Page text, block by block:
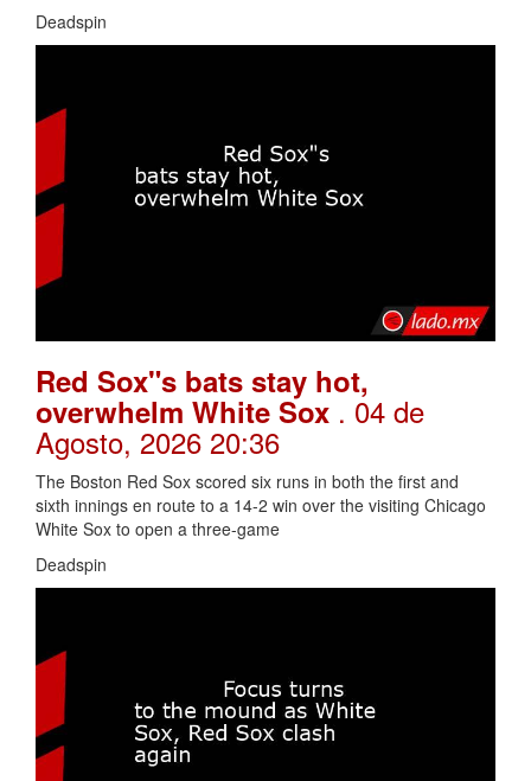
Deadspin
Red Sox"s bats stay hot,
overwhelm White Sox . 04 de
Agosto, 2026 20:36
The Boston Red Sox scored six runs in both the first and
sixth innings en route to a 14-2 win over the visiting Chicago
White Sox to open a three-game
Deadspin